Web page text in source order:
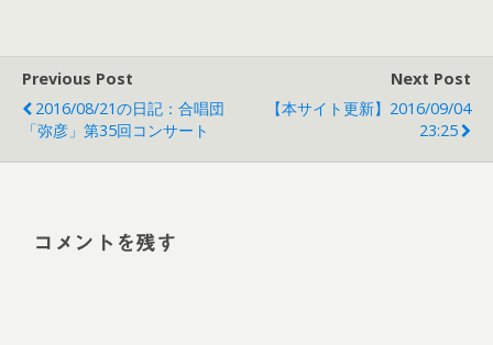
Previous Post
2016/08/21の日記：合唱団
「弥彦」第35回コンサート
Next Post
【本サイト更新】2016/09/04
23:25
コメントを残す